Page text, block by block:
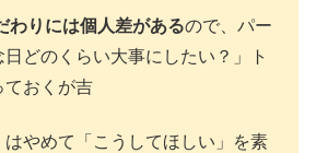
わりには個人差があるので、パー
日どのくらい大事にしたい？」ト
ておくが吉
はやめて「こうしてほしい」を素